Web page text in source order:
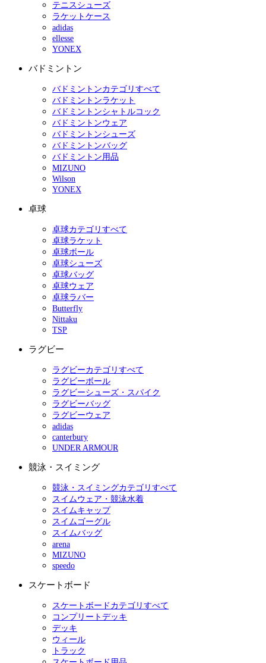
テニスシューズ
ラケットケース
adidas
ellesse
YONEX
バドミントン
バドミントンカテゴリすべて
バドミントンラケット
バドミントンシャトルコック
バドミントンウェア
バドミントンシューズ
バドミントンバッグ
バドミントン用品
MIZUNO
Wilson
YONEX
卓球
卓球カテゴリすべて
卓球ラケット
卓球ボール
卓球シューズ
卓球バッグ
卓球ウェア
卓球ラバー
Butterfly
Nittaku
TSP
ラグビー
ラグビーカテゴリすべて
ラグビーボール
ラグビーシューズ・スパイク
ラグビーバッグ
ラグビーウェア
adidas
canterbury
UNDER ARMOUR
競泳・スイミング
競泳・スイミングカテゴリすべて
スイムウェア・競泳水着
スイムキャップ
スイムゴーグル
スイムバッグ
arena
MIZUNO
speedo
スケートボード
スケートボードカテゴリすべて
コンプリートデッキ
デッキ
ウィール
トラック